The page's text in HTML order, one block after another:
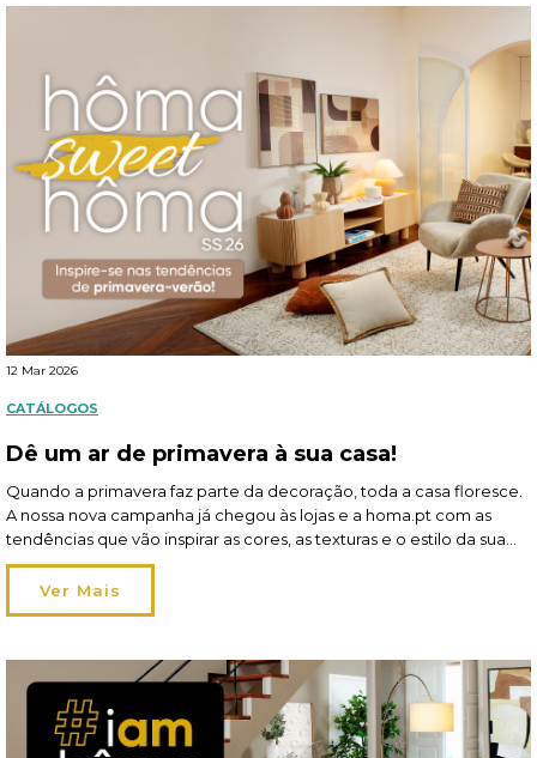
12 Mar 2026
CATÁLOGOS
Dê um ar de primavera à sua casa!
Quando a primavera faz parte da decoração, toda a casa floresce.
A nossa nova campanha já chegou às lojas e a homa.pt com as
tendências que vão inspirar as cores, as texturas e o estilo da sua
hôma sweet hôma! A estação pede leveza — no tom e na
atmosfera — e a perfeição dá […]
Ver Mais